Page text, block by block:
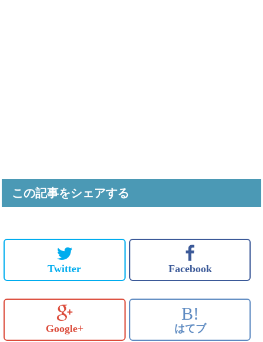
この記事をシェアする
Twitter Facebook
Google+
B!
はてブ